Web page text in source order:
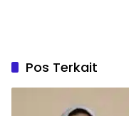
Pos Terkait